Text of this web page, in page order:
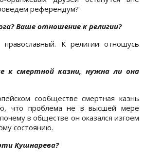
референдум?
Ваше отношение к религии?
К религии отношусь
к смертной казни, нужна ли она
сообществе смертная казнь
что проблема не в высшей мере
в обществе он оказался изгоем
состоянию.
Кушнарева?